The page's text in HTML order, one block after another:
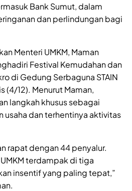
Bank Sumut, dalam
dan perlindungan bagi
Menteri UMKM, Maman
Festival Kemudahan dan
di Gedung Serbaguna STAIN
(4/12). Menurut Maman,
langkah khusus sebagai
usaha dan terhentinya aktivitas
rapat dengan 44 penyalur.
terdampak di tiga
insentif yang paling tepat,”